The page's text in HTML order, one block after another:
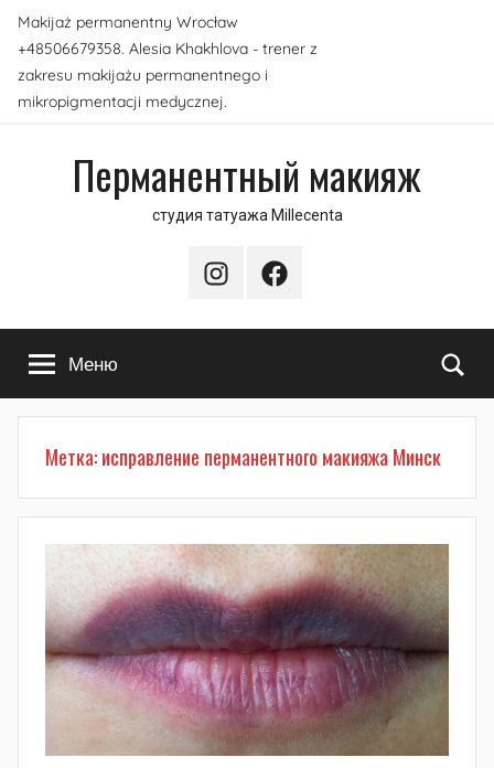
Перейти
содержимому
Makijaż permanentny Wrocław
+48506679358. Alesia Khakhlova - trener z
zakresu makijażu permanentnego i
mikropigmentacji medycznej.
Перманентный макияж
студия татуажа Millecenta
InstagramFacebook
Меню
Метка:исправление перманентного макияжа Минск